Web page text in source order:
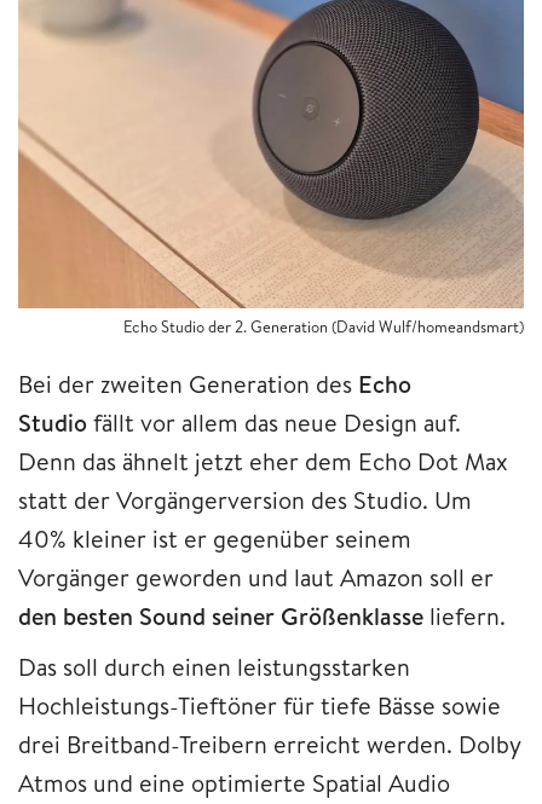
Echo Studio der 2. Generation (David Wulf/homeandsmart)
Bei der zweiten Generation des Echo
Studiofällt vor allem das neue Design auf.
Denn das ähnelt jetzt eher dem Echo Dot Max
statt der Vorgängerversion des Studio. Um
40% kleiner ist er gegenüber seinem
Vorgänger geworden und laut Amazon soll er
den besten Sound seiner Größenklasse liefern.
Das soll durch einen leistungsstarken
Hochleistungs-Tieftöner für tiefe Bässe sowie
drei Breitband-Treibern erreicht werden. Dolby
Atmos und eine optimierte Spatial Audio